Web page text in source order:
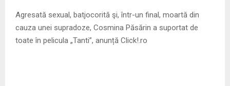
Agresată sexual, batjocorită şi, într-un final, moartă din
cauza unei supradoze, Cosmina Păsărin a suportat de
toate în pelicula „Tanti”, anunță Click!.ro